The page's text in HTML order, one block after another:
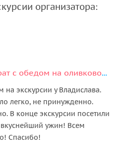
организатора:
Таинственный Монтсеррат с обедом на оливковой ферме
экскурсии у Владислава.
легко, не принужденно.
В конце экскурсии посетили
ужин! Всем
Спасибо!